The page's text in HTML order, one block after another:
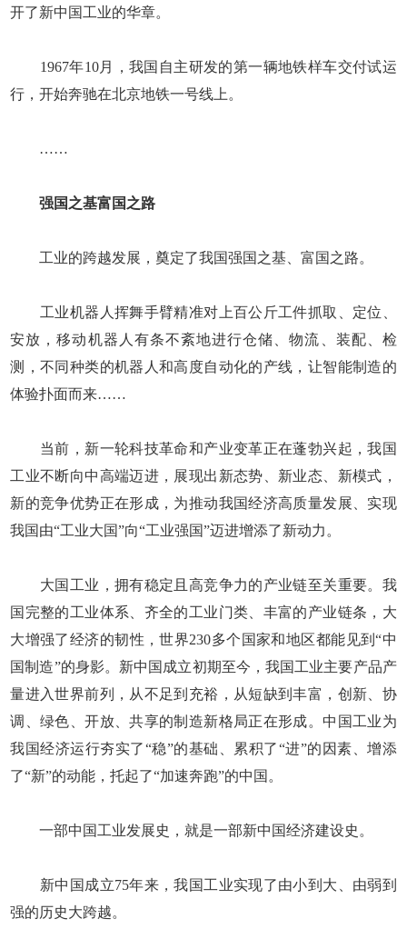
开了新中国工业的华章。
1967年10月，我国自主研发的第一辆地铁样车交付试运
行，开始奔驰在北京地铁一号线上。
……
强国之基富国之路
工业的跨越发展，奠定了我国强国之基、富国之路。
工业机器人挥舞手臂精准对上百公斤工件抓取、定位、
安放，移动机器人有条不紊地进行仓储、物流、装配、检
测，不同种类的机器人和高度自动化的产线，让智能制造的
体验扑面而来……
当前，新一轮科技革命和产业变革正在蓬勃兴起，我国
工业不断向中高端迈进，展现出新态势、新业态、新模式，
新的竞争优势正在形成，为推动我国经济高质量发展、实现
我国由“工业大国”向“工业强国”迈进增添了新动力。
大国工业，拥有稳定且高竞争力的产业链至关重要。我
国完整的工业体系、齐全的工业门类、丰富的产业链条，大
大增强了经济的韧性，世界230多个国家和地区都能见到“中
国制造”的身影。新中国成立初期至今，我国工业主要产品产
量进入世界前列，从不足到充裕，从短缺到丰富，创新、协
调、绿色、开放、共享的制造新格局正在形成。中国工业为
我国经济运行夯实了“稳”的基础、累积了“进”的因素、增添
了“新”的动能，托起了“加速奔跑”的中国。
一部中国工业发展史，就是一部新中国经济建设史。
新中国成立75年来，我国工业实现了由小到大、由弱到
强的历史大跨越。